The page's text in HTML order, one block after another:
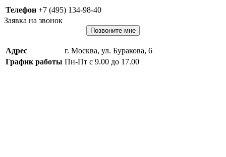
Телефон +7 (495) 134-98-40
Заявка на звонок
Позвоните мне
Адрес
г. Москва, ул. Буракова, 6
График работы Пн-Пт с 9.00 до 17.00